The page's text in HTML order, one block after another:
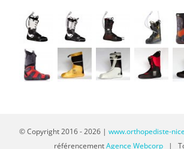
© Copyright 2016 -2026 | www.orthopediste-
référencementAgence Webcorp|